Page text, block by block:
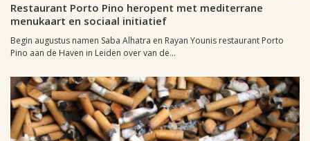
Restaurant Porto Pino heropent met mediterrane
menukaart en sociaal initiatief
Begin augustus namen Saba Alhatra en Rayan Younis restaurant Porto
Pino aan de Haven in Leiden over van de...